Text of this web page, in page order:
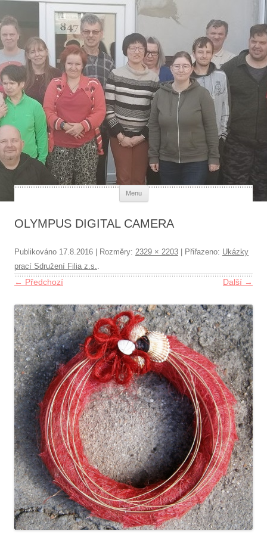
Každý člověk má svou hodnotu
Menu Přejít k obsahu webu
OLYMPUS DIGITAL CAMERA
Publikováno 17.8.2016 | Rozměry: 2329 × 2203 | Přiřazeno: Ukázky
prací Sdružení Filia z.s..
← Předchozí Další →